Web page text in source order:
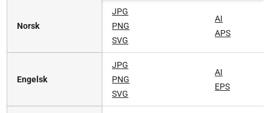
Norsk
JPG
PNG
SVG
AI
APS
Engelsk
JPG
PNG
SVG
AI
EPS